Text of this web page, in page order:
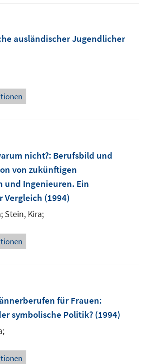
ausländischer Jugendlicher
nicht?: Berufsbild und
von zukünftigen
und Ingenieuren. Ein
(1994)
Stein, Kira;
für Frauen:
symbolische Politik? (1994)